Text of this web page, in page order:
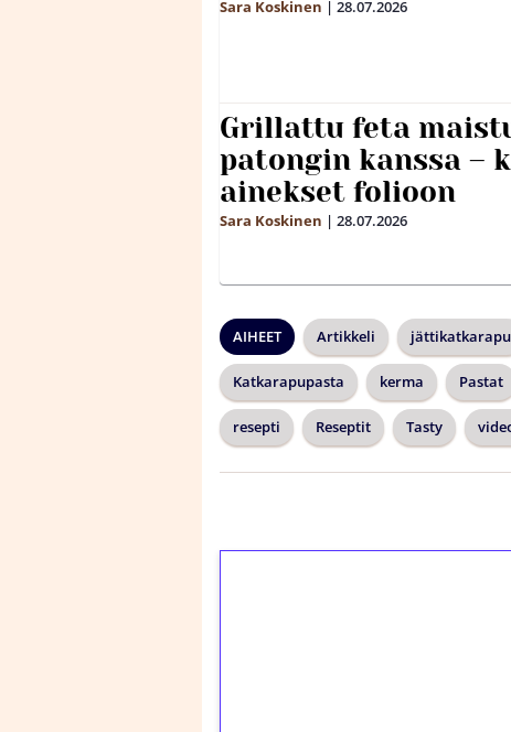
Sara Koskinen | 28.07.2026
Grillattu feta
patongin kanssa –
ainekset folioon
Sara Koskinen | 28.07.2026
AIHEET Artikkeli jättikatkarapu
Katkarapupasta kerma Pastat
resepti Reseptit Tasty